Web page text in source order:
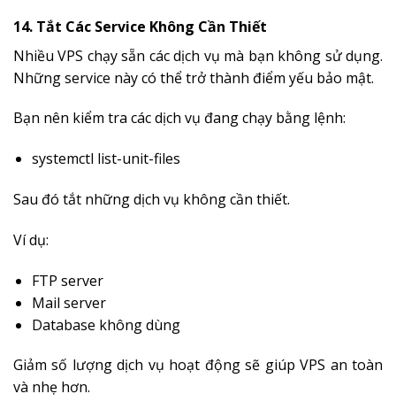
14. Tắt Các Service Không Cần Thiết
Nhiều VPS chạy sẵn các dịch vụ mà bạn không sử dụng.
Những service này có thể trở thành điểm yếu bảo mật.
Bạn nên kiểm tra các dịch vụ đang chạy bằng lệnh:
systemctl list-unit-files
Sau đó tắt những dịch vụ không cần thiết.
Ví dụ:
FTP server
Mail server
Database không dùng
Giảm số lượng dịch vụ hoạt động sẽ giúp VPS an toàn
và nhẹ hơn.